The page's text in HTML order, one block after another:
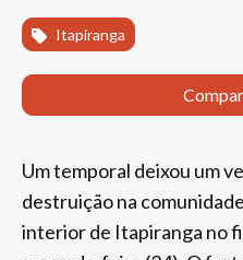
Itapiranga
Um temporal deixou um
destruição na
interior de Itapiranga no